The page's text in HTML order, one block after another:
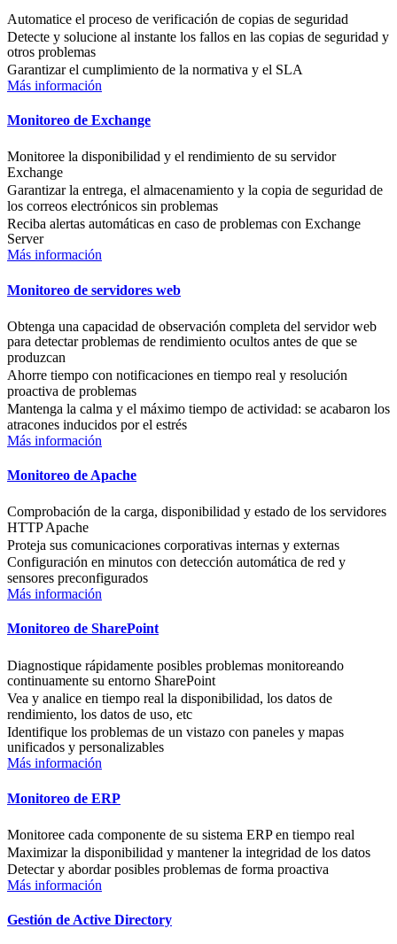
Automatice el proceso de verificación de copias de seguridad
Detecte y solucione al instante los fallos en las copias de seguridad y
otros problemas
Garantizar el cumplimiento de la normativa y el SLA
Más información
Monitoreo de Exchange
Monitoree la disponibilidad y el rendimiento de su servidor
Exchange
Garantizar la entrega, el almacenamiento y la copia de seguridad de
los correos electrónicos sin problemas
Reciba alertas automáticas en caso de problemas con Exchange
Server
Más información
Monitoreo de servidores web
Obtenga una capacidad de observación completa del servidor web
para detectar problemas de rendimiento ocultos antes de que se
produzcan
Ahorre tiempo con notificaciones en tiempo real y resolución
proactiva de problemas
Mantenga la calma y el máximo tiempo de actividad: se acabaron los
atracones inducidos por el estrés
Más información
Monitoreo de Apache
Comprobación de la carga, disponibilidad y estado de los servidores
HTTP Apache
Proteja sus comunicaciones corporativas internas y externas
Configuración en minutos con detección automática de red y
sensores preconfigurados
Más información
Monitoreo de SharePoint
Diagnostique rápidamente posibles problemas monitoreando
continuamente su entorno SharePoint
Vea y analice en tiempo real la disponibilidad, los datos de
rendimiento, los datos de uso, etc
Identifique los problemas de un vistazo con paneles y mapas
unificados y personalizables
Más información
Monitoreo de ERP
Monitoree cada componente de su sistema ERP en tiempo real
Maximizar la disponibilidad y mantener la integridad de los datos
Detectar y abordar posibles problemas de forma proactiva
Más información
Gestión de Active Directory